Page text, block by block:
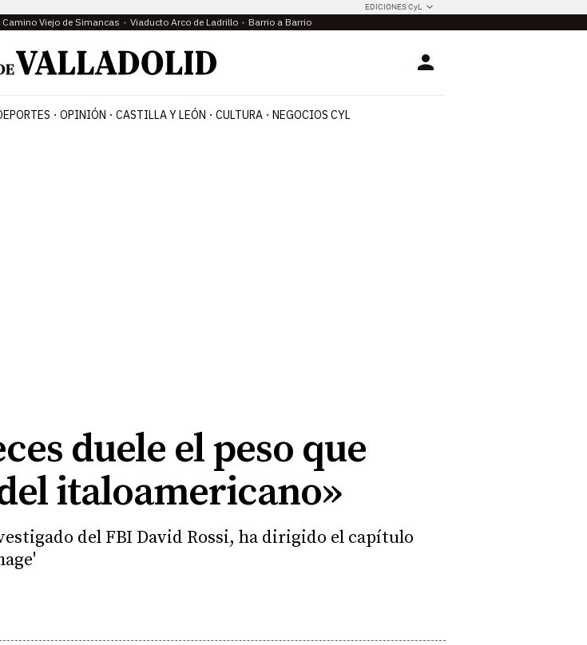
EDICIONES CyL
Camino Viejo de Simancas Viaducto Arco de Ladrillo Barrio a Barrio
Login
OPINIÓN CASTILLA Y LEÓN CULTURA NEGOCIOS CYL
duele el peso que
italoamericano»
del FBI David Rossi, ha dirigido el capítulo